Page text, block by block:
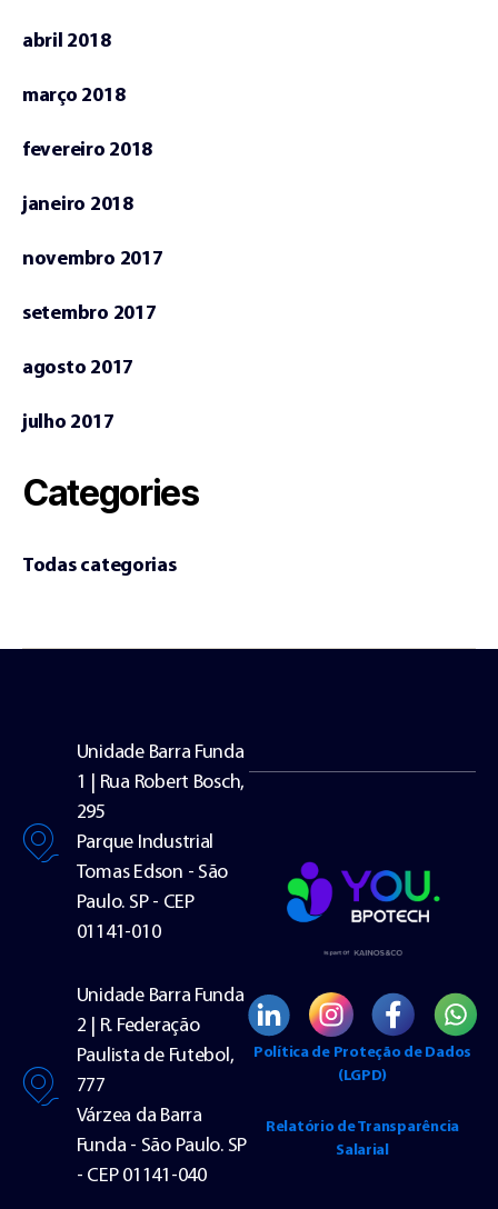
abril 2018
março 2018
fevereiro 2018
janeiro 2018
novembro 2017
setembro 2017
agosto 2017
julho 2017
Categories
Todas categorias
Unidade Barra Funda
1 | Rua Robert Bosch,
295
Parque Industrial
Tomas Edson - São
Paulo. SP - CEP
01141-010
Unidade Barra Funda
2 | R. Federação
Paulista de Futebol,
777
Várzea da Barra
Funda - São Paulo. SP
- CEP 01141-040
Política de Proteção de Dados
(LGPD)
Relatório de Transparência
Salarial